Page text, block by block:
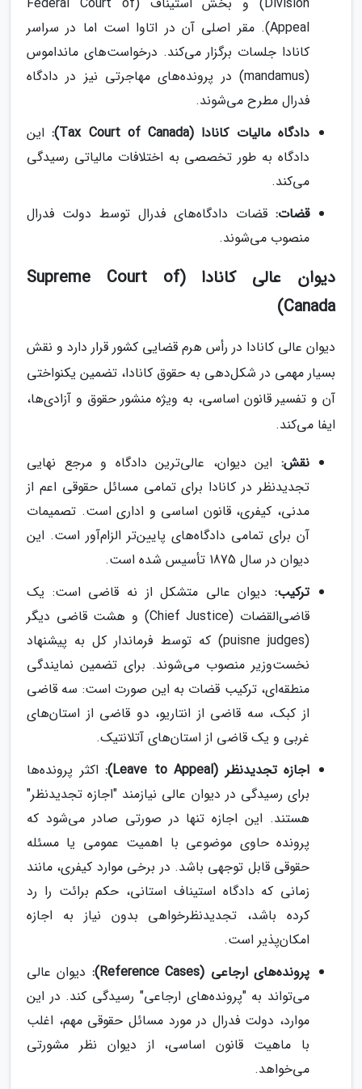
Appeal). مقر اصلی آن در اتاوا است اما در سراسر
کانادا جلسات برگزار می‌کند. درخواست‌های مانداموس
(mandamus) در پرونده‌های مهاجرتی نیز در دادگاه
فدرال مطرح می‌شوند.
دادگاه مالیات کانادا (Tax Court of Canada):
این
دادگاه به طور تخصصی به اختلافات مالیاتی رسیدگی
می‌کند.
قضات: قضات دادگاه‌های فدرال توسط دولت فدرال
منصوب می‌شوند.
دیوان عالی کانادا (Supreme Court of
Canada)
دیوان عالی کانادا در رأس هرم قضایی کشور قرار دارد و نقش
بسیار مهمی در شکل‌دهی به حقوق کانادا، تضمین یکنواختی
آن و تفسیر قانون اساسی، به ویژه منشور حقوق و آزادی‌ها،
ایفا می‌کند.
نقش: این دیوان، عالی‌ترین دادگاه و مرجع نهایی
تجدیدنظر در کانادا برای تمامی مسائل حقوقی اعم از
مدنی، کیفری، قانون اساسی و اداری است. تصمیمات
آن برای تمامی دادگاه‌های پایین‌تر الزام‌آور است. این
دیوان در سال 1875 تأسیس شده است.
ترکیب: دیوان عالی متشکل از نه قاضی است: یک
قاضی‌القضات (Chief Justice) و هشت قاضی دیگر
(puisne judges) که توسط فرماندار کل به پیشنهاد
نخست‌وزیر منصوب می‌شوند. برای تضمین نمایندگی
منطقه‌ای، ترکیب قضات به این صورت است: سه قاضی
از کبک، سه قاضی از انتاریو، دو قاضی از استان‌های
غربی و یک قاضی از استان‌های آتلانتیک.
اجازه تجدیدنظر (Leave to Appeal):
اکثر پرونده‌ها
برای رسیدگی در دیوان عالی نیازمند "اجازه تجدیدنظر"
هستند. این اجازه تنها در صورتی صادر می‌شود که
پرونده حاوی موضوعی با اهمیت عمومی یا مسئله
حقوقی قابل توجهی باشد. در برخی موارد کیفری، مانند
زمانی که دادگاه استیناف استانی، حکم برائت را رد
کرده باشد، تجدیدنظرخواهی بدون نیاز به اجازه
امکان‌پذیر است.
پرونده‌های ارجاعی (Reference Cases):
دیوان عالی
می‌تواند به "پرونده‌های ارجاعی" رسیدگی کند. در این
موارد، دولت فدرال در مورد مسائل حقوقی مهم، اغلب
با ماهیت قانون اساسی، از دیوان نظر مشورتی
می‌خواهد.